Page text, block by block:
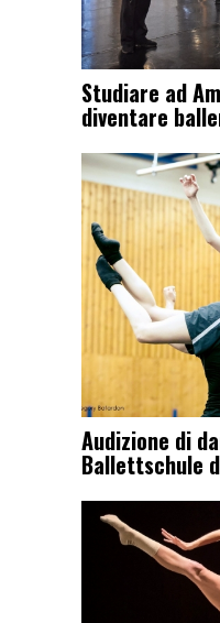
Studiare ad
diventare
Audizione di
Ballettschule